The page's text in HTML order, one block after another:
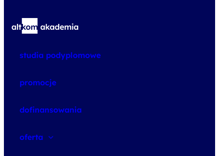
studia podyplomowe
promocje
dofinansowania
oferta